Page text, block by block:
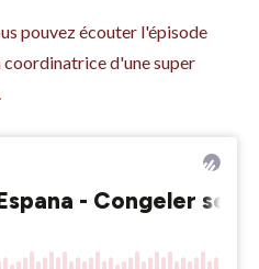
pouvez écouter l'épisode
coordinatrice d'une super